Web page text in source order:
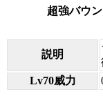
超強バウ
説明
Lv70威力